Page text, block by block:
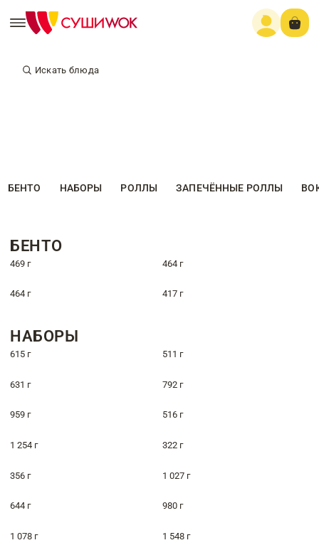
Искать блюда
БЕНТО НАБОРЫ РОЛЛЫ ЗАПЕЧЁННЫЕ РОЛЛЫ
БЕНТО
469 г 464 г
464 г 417 г
НАБОРЫ
615 г 511 г
631 г 792 г
959 г 516 г
1 254 г 322 г
356 г 1 027 г
644 г 980 г
1 078 г 1 548 г